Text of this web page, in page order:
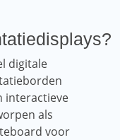
digitale
interactieve
als
voor